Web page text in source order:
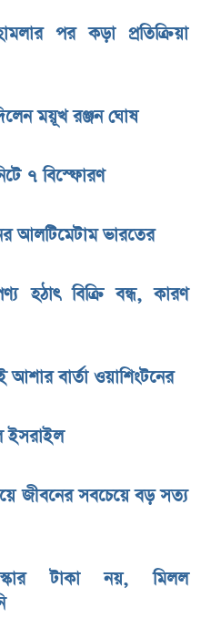
পর কড়া প্রতিক্রিয়া
ময়ূখ রঞ্জন ঘোষ
৭ বিস্ফোরণ
আলটিমেটাম ভারতের
হঠাৎ বিক্রি বন্ধ, কারণ
বার্তা ওয়াশিংটনের
ইসরাইল
জীবনের সবচেয়ে বড় সত্য
টাকা নয়, মিলল